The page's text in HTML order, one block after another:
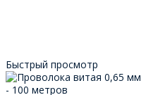
Быстрый просмотр